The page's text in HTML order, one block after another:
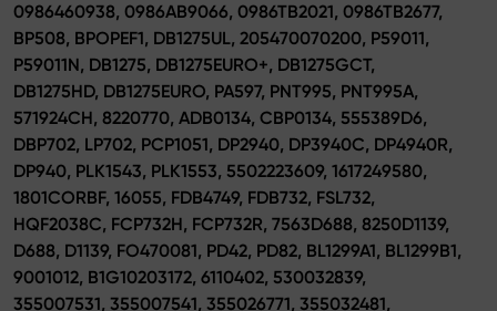
0986460938, 0986AB9066, 0986TB2021, 0986TB2677,
BP508, BPOPEF1, DB1275UL, 205470070200, P59011,
P59011N, DB1275, DB1275EURO+, DB1275GCT,
DB1275HD, DB1275EURO, PA597, PNT995, PNT995A,
571924CH, 8220770, ADB0134, CBP0134, 555389D6,
DBP702, LP702, PCP1051, DP2940, DP3940C, DP4940R,
DP940, PLK1543, PLK1553, 5502223609, 1617249580,
1801CORBF, 16055, FDB4749, FDB732, FSL732,
HQF2038C, FCP732H, FCP732R, 7563D688, 8250D1139,
D688, D1139, FO470081, PD42, PD82, BL1299A1, BL1299B1,
9001012, B1G10203172, 6110402, 530032839,
355007531, 355007541, 355026771, 355032481,